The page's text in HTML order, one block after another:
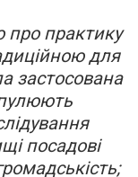
про практику
для
застосована
посадові